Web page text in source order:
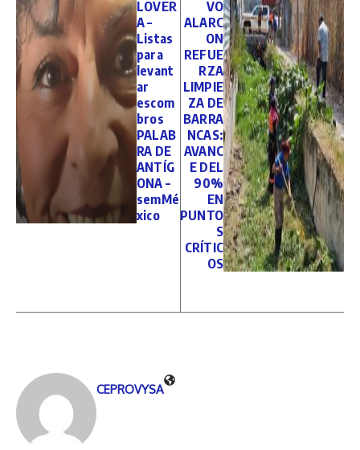
LOVER
A –
Listas
para
levant
ar
escom
bros
PALAB
RA DE
ANTÍG
ONA –
semMé
xico
VO
ALARC
ON
REFUE
RZA
LIMPIE
ZA DE
BARRA
NCAS:
AVANC
E DEL
90%
EN
PUNTO
S
CRÍTIC
OS
CEPROVYSA